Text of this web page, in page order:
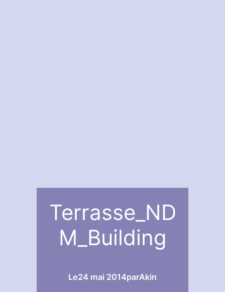
Terrasse_ND
M_Building
Le24 mai 2014parAkin